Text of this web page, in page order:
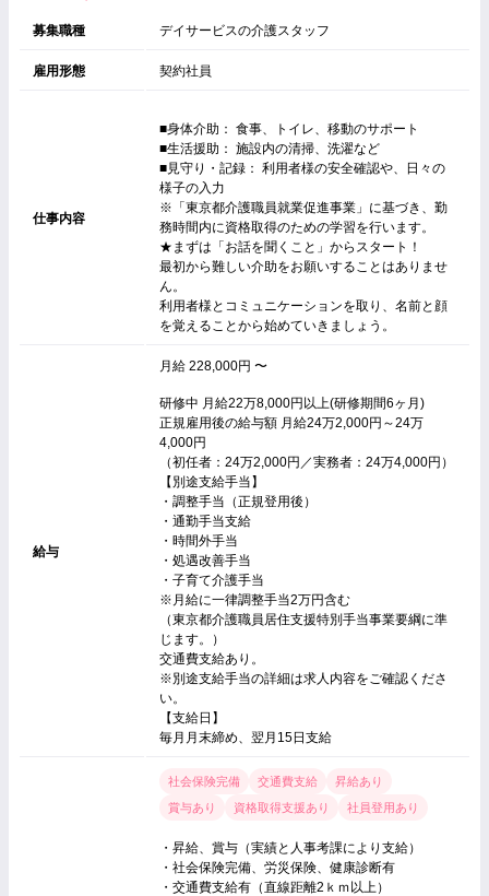
募集職種 デイサービスの介護スタッフ
雇用形態 契約社員
仕事内容
■身体介助： 食事、トイレ、移動のサポート
■生活援助： 施設内の清掃、洗濯など
■見守り・記録： 利用者様の安全確認や、日々の
様子の入力
※「東京都介護職員就業促進事業」に基づき、勤
務時間内に資格取得のための学習を行います。
★まずは「お話を聞くこと」からスタート！
最初から難しい介助をお願いすることはありませ
ん。
利用者様とコミュニケーションを取り、名前と顔
を覚えることから始めていきましょう。
給与
月給 228,000円 〜
研修中 月給22万8,000円以上(研修期間6ヶ月)
正規雇用後の給与額 月給24万2,000円～24万
4,000円
（初任者：24万2,000円／実務者：24万4,000円）
【別途支給手当】
・調整手当（正規登用後）
・通勤手当支給
・時間外手当
・処遇改善手当
・子育て介護手当
※月給に一律調整手当2万円含む
（東京都介護職員居住支援特別手当事業要綱に準
じます。）
交通費支給あり。
※別途支給手当の詳細は求人内容をご確認くださ
い。
【支給日】
毎月月末締め、翌月15日支給
社会保険完備 交通費支給
昇給あり
賞与あり
資格取得支援あり 社員登用あり
・昇給、賞与（実績と人事考課により支給）
・社会保険完備、労災保険、健康診断有
・交通費支給有（直線距離2ｋｍ以上）